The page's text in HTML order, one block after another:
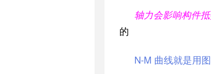
轴力会影响构件
的
N-M 曲线就是用